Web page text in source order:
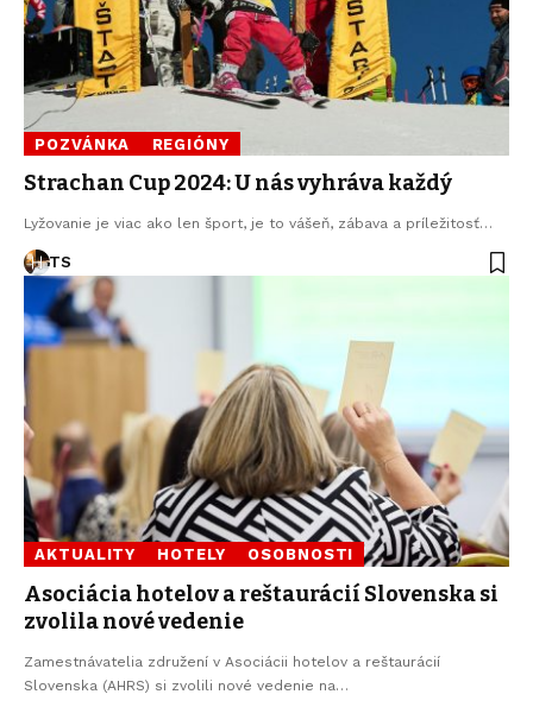
POZVÁNKA REGIÓNY
Strachan Cup 2024: U nás vyhráva každý
Lyžovanie je viac ako len šport, je to vášeň, zábava a príležitosť…
TS
AKTUALITY HOTELY OSOBNOSTI
Asociácia hotelov a reštaurácií Slovenska si
zvolila nové vedenie
Zamestnávatelia združení v Asociácii hotelov a reštaurácií
Slovenska (AHRS) si zvolili nové vedenie na…